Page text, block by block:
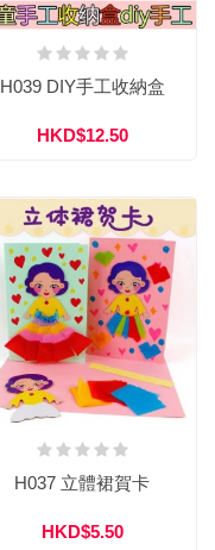
H039 DIY手工收納盒
HKD$12.50
H037 立體裙賀卡
HKD$5.50